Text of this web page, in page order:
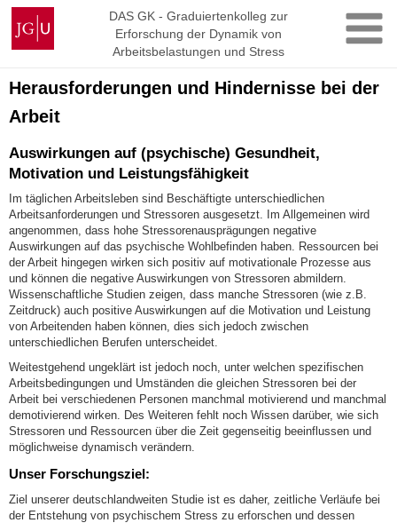
Zum
Inhalt
springen
Johannes
Gutenberg-
Universität
DAS GK - Graduiertenkolleg zur
Erforschung der Dynamik von
Arbeitsbelastungen und Stress
Herausforderungen und Hindernisse bei der
Arbeit
Auswirkungen auf (psychische) Gesundheit,
Motivation und Leistungsfähigkeit
Im täglichen Arbeitsleben sind Beschäftigte unterschiedlichen
Arbeitsanforderungen und Stressoren ausgesetzt. Im Allgemeinen wird
angenommen, dass hohe Stressorenausprägungen negative
Auswirkungen auf das psychische Wohlbefinden haben. Ressourcen bei
der Arbeit hingegen wirken sich positiv auf motivationale Prozesse aus
und können die negative Auswirkungen von Stressoren abmildern.
Wissenschaftliche Studien zeigen, dass manche Stressoren (wie z.B.
Zeitdruck) auch positive Auswirkungen auf die Motivation und Leistung
von Arbeitenden haben können, dies sich jedoch zwischen
unterschiedlichen Berufen unterscheidet.
Weitestgehend ungeklärt ist jedoch noch, unter welchen spezifischen
Arbeitsbedingungen und Umständen die gleichen Stressoren bei der
Arbeit bei verschiedenen Personen manchmal motivierend und manchmal
demotivierend wirken. Des Weiteren fehlt noch Wissen darüber, wie sich
Stressoren und Ressourcen über die Zeit gegenseitig beeinflussen und
möglichweise dynamisch verändern.
Unser Forschungsziel:
Ziel unserer deutschlandweiten Studie ist es daher, zeitliche Verläufe bei
der Entstehung von psychischem Stress zu erforschen und dessen